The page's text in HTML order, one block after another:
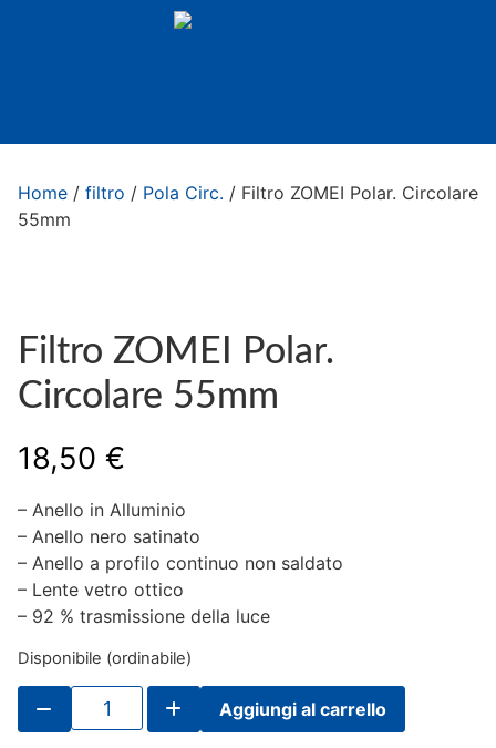
Home / filtro / Pola Circ. / Filtro ZOMEI Polar. Circolare
55mm
Filtro ZOMEI Polar.
Circolare 55mm
18,50 €
– Anello in Alluminio
– Anello nero satinato
– Anello a profilo continuo non saldato
– Lente vetro ottico
– 92 % trasmissione della luce
Disponibile (ordinabile)
Filtro
ZOMEI
Polar.
Aggiungi al carrello